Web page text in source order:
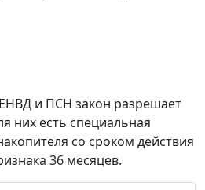
и ПСН закон разрешает
них есть специальная
со сроком действия
36 месяцев.